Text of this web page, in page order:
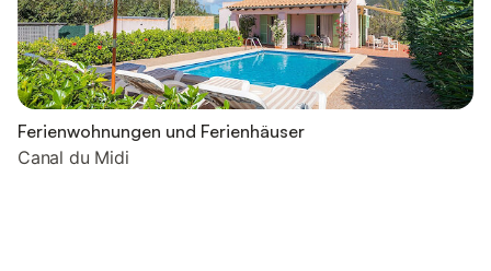
Ferienwohnungen und Ferienhäuser
Canal du Midi